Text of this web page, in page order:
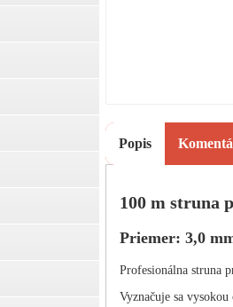
Popis
100 m struna
Priemer: 3,0
Profesionálna struna
Vyznačuje sa